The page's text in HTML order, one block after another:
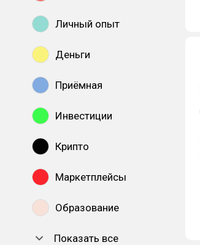
Личный опыт
Деньги
Приёмная
Инвестиции
Крипто
Маркетплейсы
Образование
Показать все